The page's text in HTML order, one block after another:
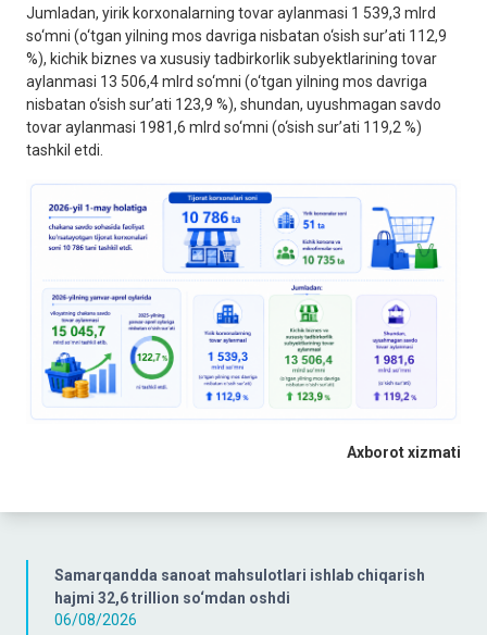
Samarqandda sanoat mahsulotlari ishlab chiqarish
hajmi 32,6 trillion so‘mdan oshdi
06/08/2026
Jumladan, yirik korxonalarning tovar aylanmasi 1 539,3 mlrd
so‘mni (o‘tgan yilning mos davriga nisbatan o‘sish sur’ati 112,9
%), kichik biznes va xususiy tadbirkorlik subyektlarining tovar
aylanmasi 13 506,4 mlrd so‘mni (o‘tgan yilning mos davriga
nisbatan o‘sish sur’ati 123,9 %), shundan, uyushmagan savdo
tovar aylanmasi 1981,6 mlrd so‘mni (o‘sish sur’ati 119,2 %)
tashkil etdi.
Axborot xizmati